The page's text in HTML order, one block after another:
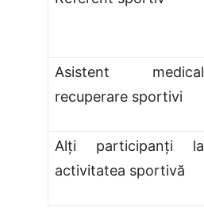
Asistent medical
recuperare sportivi
Alţi participanţi la
activitatea sportivă